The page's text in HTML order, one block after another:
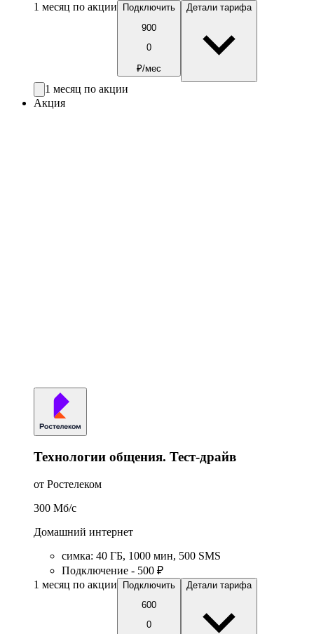
1 месяц по акции
Подключить
900
0
₽/мес
Детали тарифа
1 месяц по акции
Акция
Технологии общения. Тест-драйв
от Ростелеком
300 Мб/c
Домашний интернет
симка: 40 ГБ, 1000 мин, 500 SMS
Подключение - 500 ₽
1 месяц по акции
Подключить
600
0
Детали тарифа